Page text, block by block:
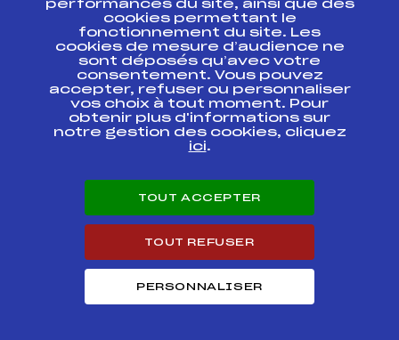
Pass’Neige
Projet sportif fédéral
Projet de performance fédéral
Antidopage
Pôle Développement, Formation, Suivi
Scientifique
Listes ministérielles
Pôle vie de l’athlète
Enseignement professionnel
Carrières
performances du site, ainsi que des
cookies permettant le
fonctionnement du site. Les
cookies de mesure d’audience ne
sont déposés qu’avec votre
consentement. Vous pouvez
accepter, refuser ou personnaliser
vos choix à tout moment. Pour
obtenir plus d'informations sur
notre gestion des cookies, cliquez
ici.
TOUT ACCEPTER
TOUT REFUSER
PERSONNALISER